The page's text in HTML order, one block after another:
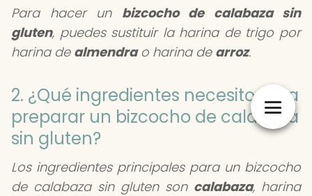
Para hacer un bizcocho de calabaza sin
gluten, puedes sustituir la harina de trigo por
harina de almendrao harina de arroz.
2. ¿Qué ingredientes necesito para
preparar un bizcocho de calabaza
sin gluten?
Los ingredientes principales para un bizcocho
de calabaza sin gluten son calabaza, harina